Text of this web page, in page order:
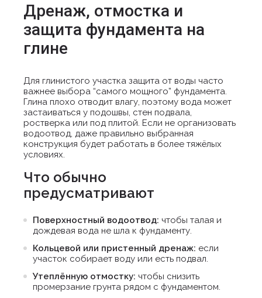
Дренаж, отмостка и
защита фундамента на
глине
Для глинистого участка защита от воды часто
важнее выбора “самого мощного” фундамента.
Глина плохо отводит влагу, поэтому вода может
застаиваться у подошвы, стен подвала,
ростверка или под плитой. Если не организовать
водоотвод, даже правильно выбранная
конструкция будет работать в более тяжёлых
условиях.
Что обычно
предусматривают
Поверхностный водоотвод: чтобы талая и
дождевая вода не шла к фундаменту.
Кольцевой или пристенный дренаж: если
участок собирает воду или есть подвал.
Утеплённую отмостку: чтобы снизить
промерзание грунта рядом с фундаментом.